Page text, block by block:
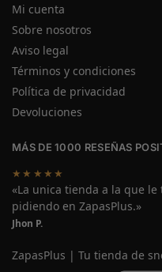
Mi cuenta
Sobre nosotros
Aviso legal
Términos y condiciones
Política de privacidad
Devoluciones
MÁS DE 1000 RESEÑAS
★★★★★
«La unica tienda a la que
pidiendo en ZapasPlus.»
Jhon P.
ZapasPlus | Tu tienda de